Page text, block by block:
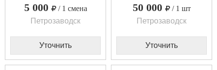
5 000
/ 1 смена
Петрозаводск
Уточнить
50 000
/ 1 шт
Петрозаводск
Уточнить